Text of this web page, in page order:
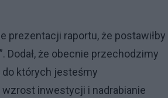
prezentacji raportu, że postawiłby
Dodał, że obecnie przechodzimy
do których jesteśmy
inwestycji i nadrabianie